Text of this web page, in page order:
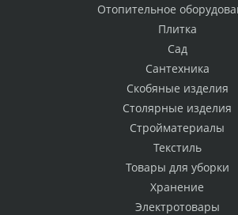
Отопительное
Плитка
Сад
Сантехника
Скобяные изделия
Столярные изделия
Стройматериалы
Текстиль
Товары для уборки
Хранение
Электротовары